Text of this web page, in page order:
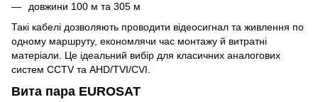
довжини 100 м та 305 м
Такі кабелі дозволяють проводити відеосигнал та живлення по
одному маршруту, економлячи час монтажу й витратні
матеріали. Це ідеальний вибір для класичних аналогових
систем CCTV та AHD/TVI/CVI.
Вита пара EUROSAT